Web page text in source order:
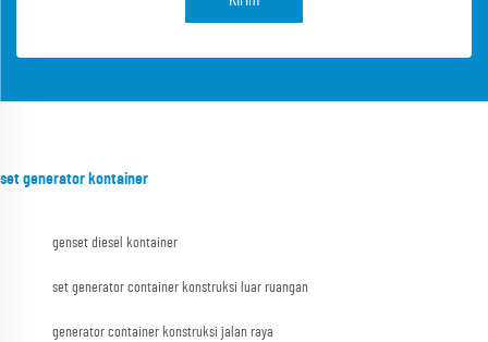
set generator kontainer
genset diesel kontainer
set generator container konstruksi luar ruangan
generator container konstruksi jalan raya